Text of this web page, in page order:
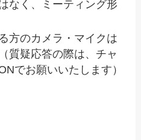
なく、ミーティング形
方のカメラ・マイクは
質疑応答の際は、チャ
でお願いいたします）